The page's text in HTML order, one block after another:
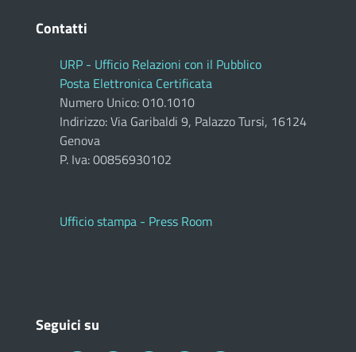
Contatti
URP - Ufficio Relazioni con il Pubblico
Posta Elettronica Certificata
Numero Unico: 010.1010
Indirizzo: Via Garibaldi 9, Palazzo Tursi, 16124
Genova
P. Iva: 00856930102
Ufficio stampa - Press Room
Seguici su